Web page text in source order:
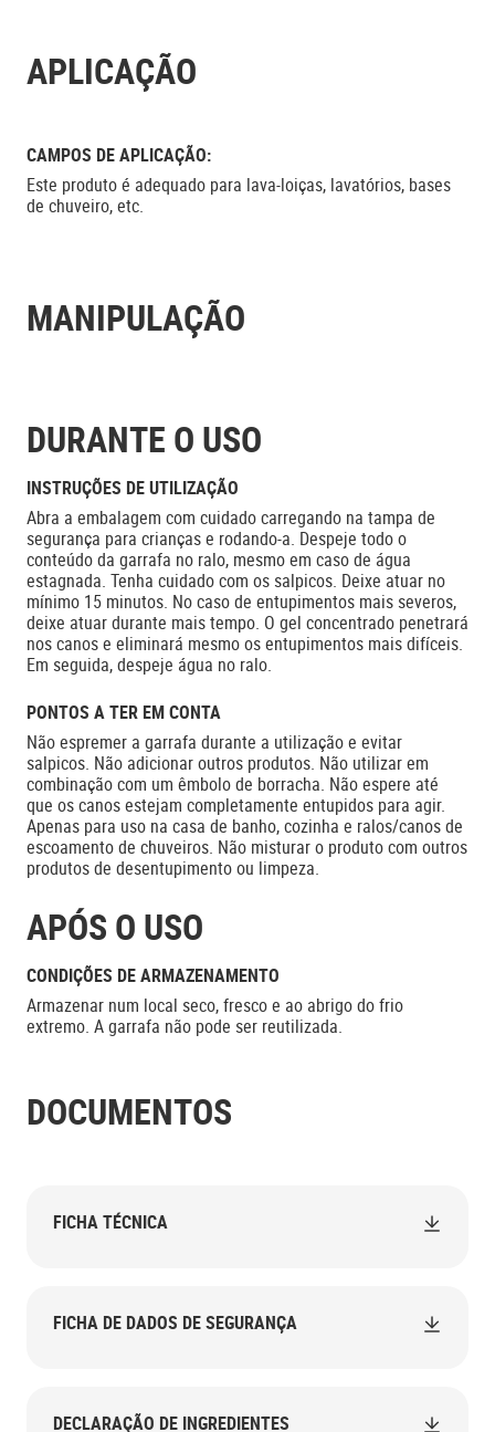
APLICAÇÃO
CAMPOS DE APLICAÇÃO:
Este produto é adequado para lava-loiças, lavatórios, bases
de chuveiro, etc.
MANIPULAÇÃO
DURANTE O USO
INSTRUÇÕES DE UTILIZAÇÃO
Abra a embalagem com cuidado carregando na tampa de
segurança para crianças e rodando-a. Despeje todo o
conteúdo da garrafa no ralo, mesmo em caso de água
estagnada. Tenha cuidado com os salpicos. Deixe atuar no
mínimo 15 minutos. No caso de entupimentos mais severos,
deixe atuar durante mais tempo. O gel concentrado penetrará
nos canos e eliminará mesmo os entupimentos mais difíceis.
Em seguida, despeje água no ralo.
PONTOS A TER EM CONTA
Não espremer a garrafa durante a utilização e evitar
salpicos. Não adicionar outros produtos. Não utilizar em
combinação com um êmbolo de borracha. Não espere até
que os canos estejam completamente entupidos para agir.
Apenas para uso na casa de banho, cozinha e ralos/canos de
escoamento de chuveiros. Não misturar o produto com outros
produtos de desentupimento ou limpeza.
APÓS O USO
CONDIÇÕES DE ARMAZENAMENTO
Armazenar num local seco, fresco e ao abrigo do frio
extremo. A garrafa não pode ser reutilizada.
DOCUMENTOS
FICHA TÉCNICA
FICHA DE DADOS DE SEGURANÇA
DECLARAÇÃO DE INGREDIENTES